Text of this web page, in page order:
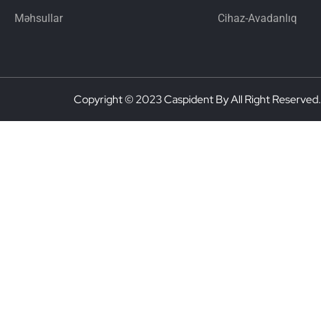
Məhsullar
Cihaz-Avadanlıq
Copyright © 2023 Caspident By All Right Reserved.